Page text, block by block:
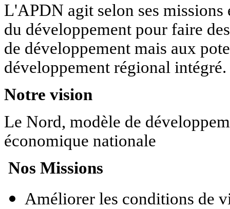
L'APDN agit selon ses missions
du développement pour faire
de développement mais aux
développement régional intégré.
Notre vision
Le Nord, modèle de
économique nationale
Nos Missions
Améliorer les conditions de